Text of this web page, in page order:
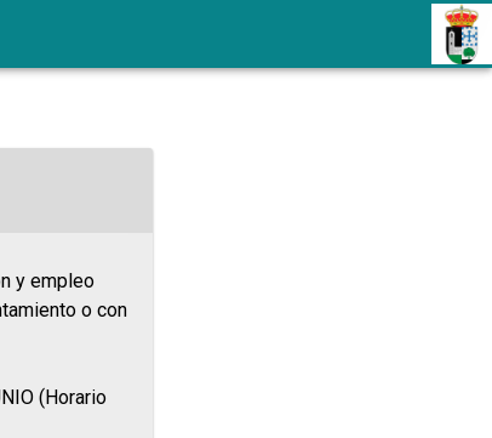
y empleo
o con
(Horario